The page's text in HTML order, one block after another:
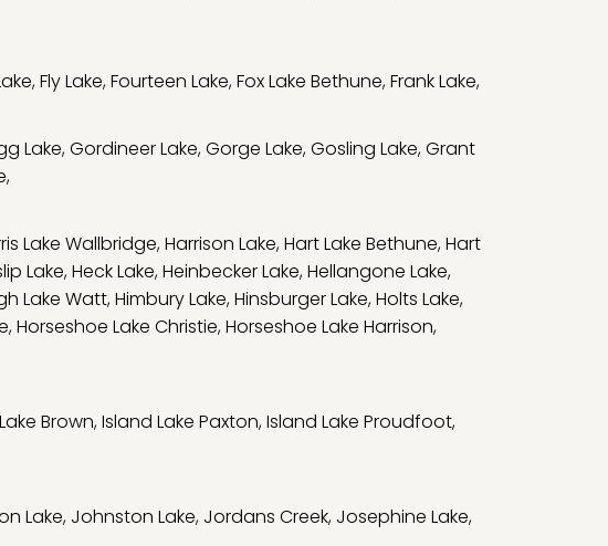
,Fly Lake,Fourteen Lake,Fox Lake Bethune,Frank Lake,
Lake,Gordineer Lake,Gorge Lake,Gosling Lake,Grant
,
Lake Wallbridge,Harrison Lake,Hart Lake Bethune,Hart
Lake,Heck Lake,Heinbecker Lake,Hellangone Lake,
Lake Watt,Himbury Lake,Hinsburger Lake,Holts Lake,
,Horseshoe Lake Christie,Horseshoe Lake Harrison,
Brown,Island Lake Paxton,Island Lake Proudfoot,
Lake, Johnston Lake, Jordans Creek, Josephine Lake,